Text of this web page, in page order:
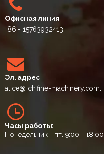
Офисная линия
+86 - 15763932413
Эл. адрес
alice@ chifine-machinery.com.
Часы работы:
Понедельник - пт. 9:00 - 18:00